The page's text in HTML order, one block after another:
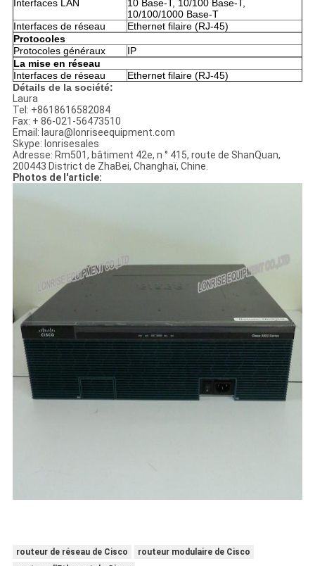
Interfaces LAN
10 Base-T, 10/100 Base-T,
10/100/1000 Base-T
Interfaces de réseau
Ethernet filaire (RJ-45)
Protocoles
Protocoles généraux
IP
La mise en réseau
Interfaces de réseau
Ethernet filaire (RJ-45)
Détails de la société:
Laura
Tel: +8618616582084
Fax: + 86-021-56473510
Email: laura@lonriseequipment.com
Skype: lonrisesales
Adresse: Rm501, bâtiment 42e, n ° 415, route de ShanQuan,
200443 District de ZhaBei, Changhaï, Chine.
Photos de l'article:
routeur de réseau de Cisco
routeur modulaire de Cisco